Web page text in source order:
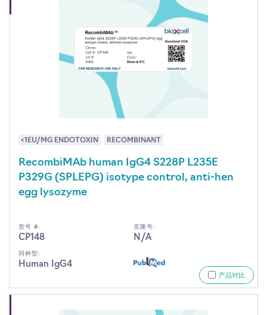
<1EU/MG ENDOTOXIN RECOMBINANT
RecombiMAb human IgG4 S228P L235E
P329G (SPLEPG) isotype control, anti-hen
egg lysozyme
货号 #:
CP148
克隆号:
N/A
同种型:
Human IgG4
产品对比